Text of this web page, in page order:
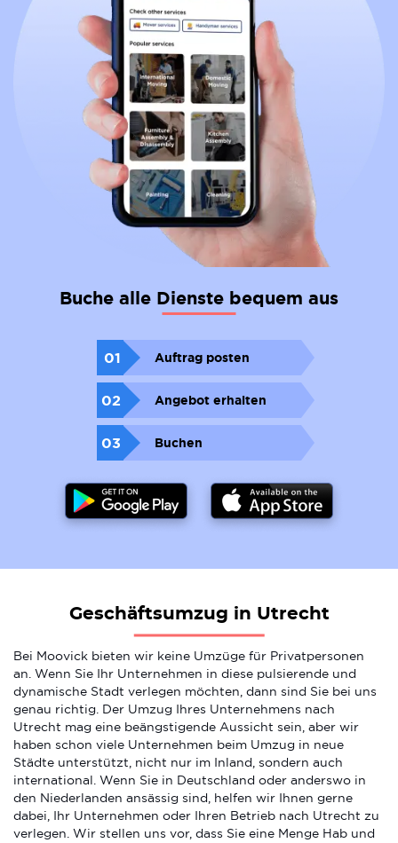
Buche alle Dienste bequem aus
01 Auftrag posten
02 Angebot erhalten
03 Buchen
Geschäftsumzug in Utrecht
Bei Moovick bieten wir keine Umzüge für Privatpersonen
an. Wenn Sie Ihr Unternehmen in diese pulsierende und
dynamische Stadt verlegen möchten, dann sind Sie bei uns
genau richtig. Der Umzug Ihres Unternehmens nach
Utrecht mag eine beängstigende Aussicht sein, aber wir
haben schon viele Unternehmen beim Umzug in neue
Städte unterstützt, nicht nur im Inland, sondern auch
international. Wenn Sie in Deutschland oder anderswo in
den Niederlanden ansässig sind, helfen wir Ihnen gerne
dabei, Ihr Unternehmen oder Ihren Betrieb nach Utrecht zu
verlegen. Wir stellen uns vor, dass Sie eine Menge Hab und